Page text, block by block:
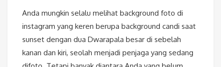
Anda mungkin selalu melihat background foto di
instagram yang keren berupa background candi saat
sunset dengan dua Dwarapala besar di sebelah
kanan dan kiri, seolah menjadi penjaga yang sedang